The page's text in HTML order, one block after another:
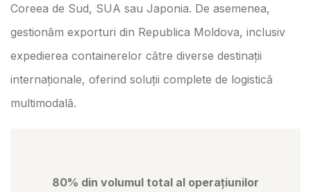
Coreea de Sud, SUA sau Japonia. De asemenea,
gestionăm exporturi din Republica Moldova, inclusiv
expedierea containerelor către diverse destinații
internaționale, oferind soluții complete de logistică
multimodală.
80% din volumul total al operațiunilor